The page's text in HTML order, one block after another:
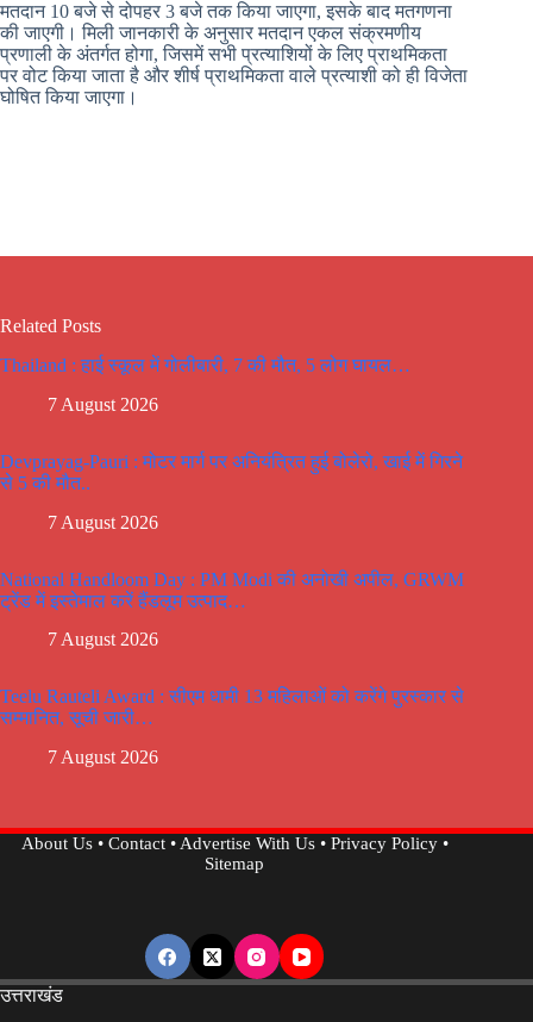
मतदान 10 बजे से दोपहर 3 बजे तक किया जाएगा, इसके बाद मतगणना
की जाएगी। मिली जानकारी के अनुसार मतदान एकल संक्रमणीय
प्रणाली के अंतर्गत होगा, जिसमें सभी प्रत्याशियों के लिए प्राथमिकता
पर वोट किया जाता है और शीर्ष प्राथमिकता वाले प्रत्याशी को ही विजेता
घोषित किया जाएगा।
Related Posts
Thailand : हाई स्कूल में गोलीबारी, 7 की मौत, 5 लोग घायल…
7 August 2026
Devprayag-Pauri : मोटर मार्ग पर अनियंत्रित हुई बोलेरो, खाई में गिरने
से 5 की मौत..
7 August 2026
National Handloom Day : PM Modi की अनोखी अपील, GRWM
ट्रेंड में इस्तेमाल करें हैंडलूम उत्पाद…
7 August 2026
Teelu Rauteli Award : सीएम धामी 13 महिलाओं को करेंगे पुरस्कार से
सम्मानित, सूची जारी…
7 August 2026
About Us• Contact•Advertise With Us• Privacy Policy•
Sitemap
उत्तराखंड